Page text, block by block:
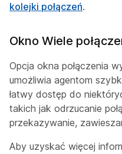
kolejki połączeń.
Okno Wiele
Opcja okna połączenia
umożliwia agentom
łatwy dostęp do
takich jak odrzucanie
przekazywanie,
Aby uzyskać więcej